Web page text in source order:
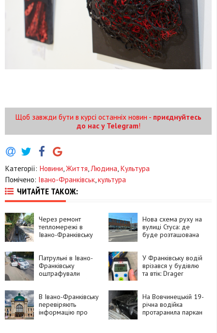
Щоб завжди бути в курсі останніх новин - приєднуйтесь
до нас у Telegram!
Категорії: Новини,Життя,Людина, Культура
Помічено: Івано-Франківськ,культура
ЧИТАЙТЕ ТАКОЖ:
Через ремонт
тепломережі в
Івано-Франківську
Нова схема руху на
вулиці Стуса: де
буде розташована
Патрульні в Івано-
Франківську
оштрафували
навчання без
належного
документа
У Франківську водій
врізався у будівлю
та втік: Drager
В Івано-Франківську
перевіряють
інформацію про
На Вовчинецькій 19-
річна водійка
протаранила паркан